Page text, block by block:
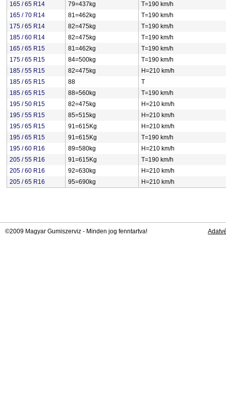
165 / 65 R14
79=437kg
T=190 km/h
165 / 70 R14
81=462kg
T=190 km/h
175 / 65 R14
82=475kg
T=190 km/h
185 / 60 R14
82=475kg
T=190 km/h
165 / 65 R15
81=462kg
T=190 km/h
175 / 65 R15
84=500kg
T=190 km/h
185 / 55 R15
82=475kg
H=210 km/h
185 / 65 R15
88
T
185 / 65 R15
88=560kg
T=190 km/h
195 / 50 R15
82=475kg
H=210 km/h
195 / 55 R15
85=515kg
H=210 km/h
195 / 65 R15
91=615Kg
H=210 km/h
195 / 65 R15
91=615Kg
T=190 km/h
195 / 60 R16
89=580kg
H=210 km/h
205 / 55 R16
91=615Kg
T=190 km/h
205 / 60 R16
92=630kg
H=210 km/h
205 / 65 R16
95=690kg H=210 km/h
©2009 Magyar Gumiszerviz - Minden jog fenntartva!